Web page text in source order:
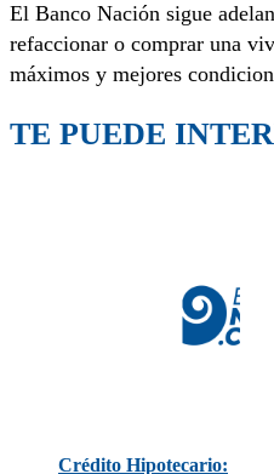
El Banco Nación sigue
refaccionar o comprar una
máximos y mejores
TE PUEDE
Crédito Hipotecario: